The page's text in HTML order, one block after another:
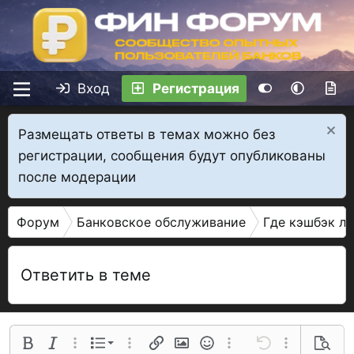
Вход Регистрация
Размещать ответы в темах можно без
регистрации, сообщения будут опубликованы
после модерации
Форум Банковское обслуживание Где кэшбэк
Ответить в теме
Полужирный
КурсивДополнительные параметры...
Список
Нумерованный список
Дополнительные параметры...
СсылкаИзображение
СмайлыДополнительные
Отменить